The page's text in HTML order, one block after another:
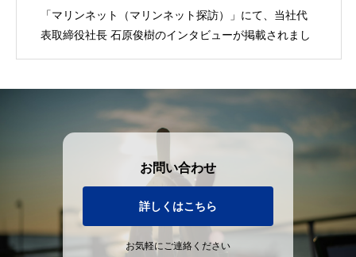
「マリンネット（マリンネット探訪）」にて、当社代
表取締役社長 石原俊樹のインタビューが掲載されまし
お問い合わせ
詳しくはこちら
お気軽にご連絡ください